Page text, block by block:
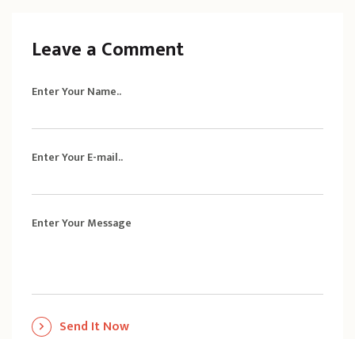
Leave a Comment
Enter Your Name..
Enter Your E-mail..
Enter Your Message
Send It Now